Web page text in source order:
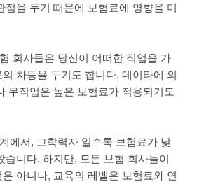
점을 두기 때문에 보험료에 영향을 미
회사들은 당신이 어떠한 직업을 가
차등을 두기도 합니다. 데이타에 의
무직업은 높은 보험료가 적용되기도
에서, 고학력자 일수록 보험료가 낮
습니다. 하지만, 모든 보험 회사들이
아니나, 교육의 레벨은 보험료와 연